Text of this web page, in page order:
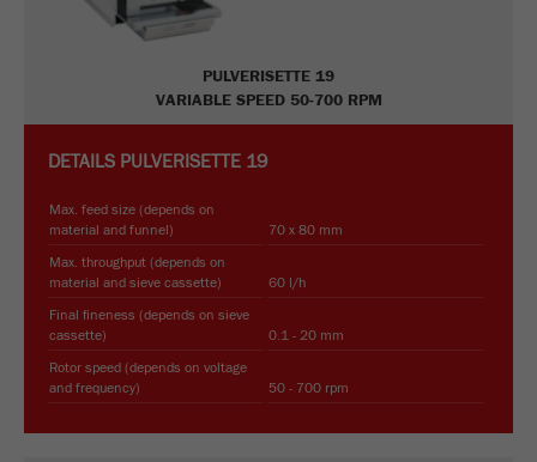
Yandex
Purpose 用于标识网站用户
Cookie life cycle
PULVERISETTE 19
VARIABLE SPEED 50-700 RPM
DETAILS PULVERISETTE 19
Max. feed size (depends on
material and funnel)
70 x 80 mm
Max. throughput (depends on
material and sieve cassette)
60 l/h
Final fineness (depends on sieve
cassette)
0.1 - 20 mm
Rotor speed (depends on voltage
and frequency)
50 - 700 rpm